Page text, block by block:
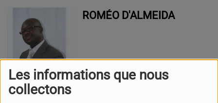
Les informations que nous
collectons
ROMÉO D'ALMEIDA